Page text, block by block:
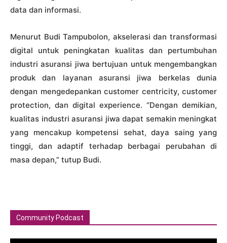
data dan informasi.
Menurut Budi Tampubolon, akselerasi dan transformasi
digital untuk peningkatan kualitas dan pertumbuhan
industri asuransi jiwa bertujuan untuk mengembangkan
produk dan layanan asuransi jiwa berkelas dunia
dengan mengedepankan customer centricity, customer
protection, dan digital experience. “Dengan demikian,
kualitas industri asuransi jiwa dapat semakin meningkat
yang mencakup kompetensi sehat, daya saing yang
tinggi, dan adaptif terhadap berbagai perubahan di
masa depan,” tutup Budi.
Community Podcast